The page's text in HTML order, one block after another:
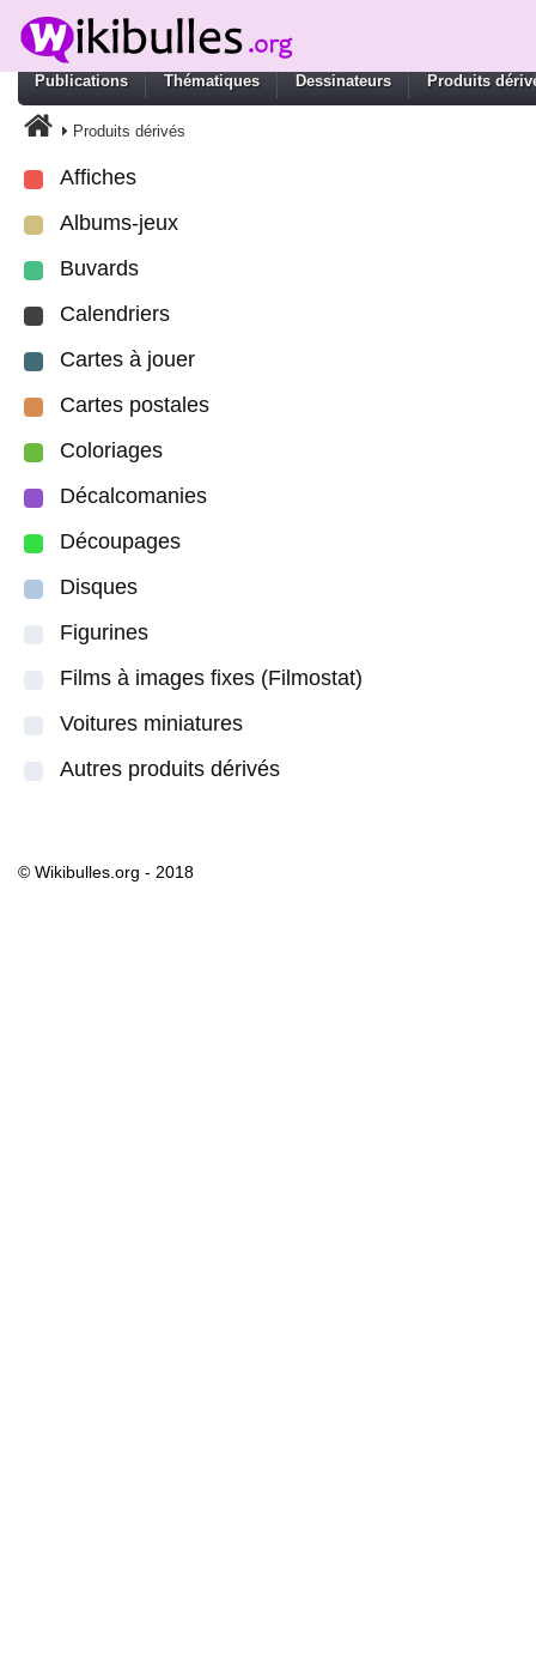
Publications Thématiques Dessinateurs Produits
Produits dérivés
Affiches
Albums-jeux
Buvards
Calendriers
Cartes à jouer
Cartes postales
Coloriages
Décalcomanies
Découpages
Disques
Figurines
Films à images fixes (Filmostat)
Voitures miniatures
Autres produits dérivés
© Wikibulles.org - 2018